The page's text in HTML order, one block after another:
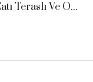
Alsancak Bölgesinde Satılık Özel Çatı Teraslı Ve Ortak Havuzlu Daire